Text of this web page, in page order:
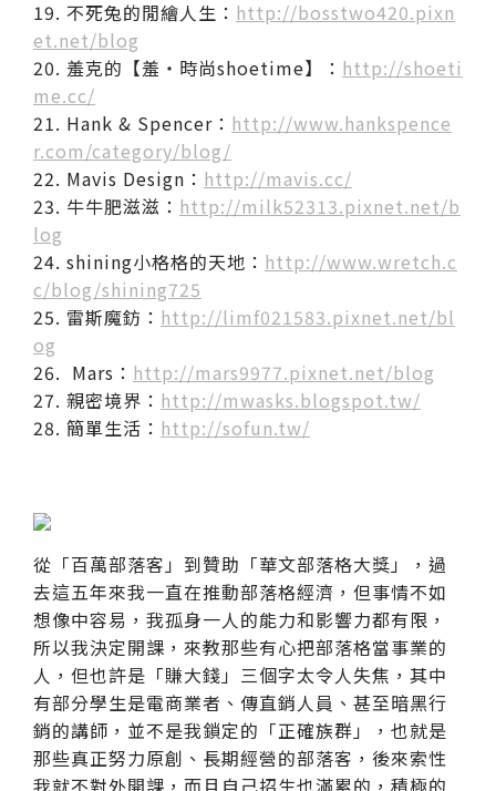
19. 不死兔的閒繪人生： http://bosstwo420.pixn
et.net/blog
20. 羞克的【羞‧時尚shoetime】： http://shoeti
me.cc/
21. Hank & Spencer： http://www.hankspence
r.com/category/blog/
22. Mavis Design： http://mavis.cc/
23. 牛牛肥滋滋： http://milk52313.pixnet.net/b
log
24. shining小格格的天地： http://www.wretch.c
c/blog/shining725
25. 雷斯魔鈁： http://limf021583.pixnet.net/bl
og
26. Mars： http://mars9977.pixnet.net/blog
27. 親密境界： http://mwasks.blogspot.tw/
28. 簡單生活： http://sofun.tw/
從「百萬部落客」到贊助「華文部落格大獎」，過
去這五年來我一直在推動部落格經濟，但事情不如
想像中容易，我孤身一人的能力和影響力都有限，
所以我決定開課，來教那些有心把部落格當事業的
人，但也許是「賺大錢」三個字太令人失焦，其中
有部分學生是電商業者、傳直銷人員、甚至暗黑行
銷的講師，並不是我鎖定的「正確族群」，也就是
那些真正努力原創、長期經營的部落客，後來索性
我就不對外開課，而且自己招生也滿累的，積極的